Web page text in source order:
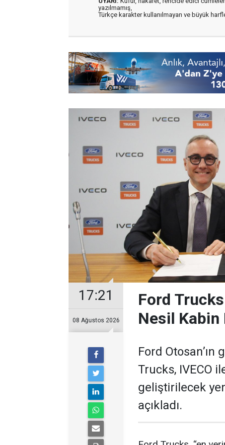
yazılmamış,
Türkçe karakter kullanılmayan ve büyük
17:21
08 Ağustos 2026
Ford
Nesil Kabin
Ford Otosan’ın
Trucks, IVECO
geliştirilecek
açıkladı.